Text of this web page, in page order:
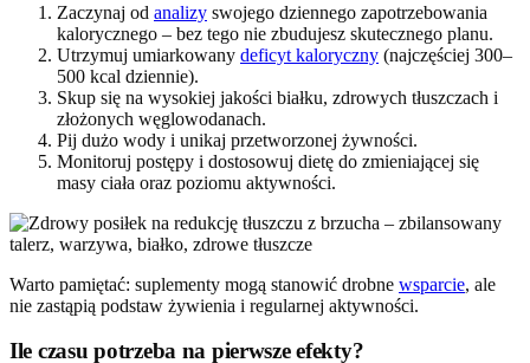
Zaczynaj od analizy swojego dziennego zapotrzebowania
kalorycznego – bez tego nie zbudujesz skutecznego planu.
Utrzymuj umiarkowany deficyt kaloryczny (najczęściej 300–
500 kcal dziennie).
Skup się na wysokiej jakości białku, zdrowych tłuszczach i
złożonych węglowodanach.
Pij dużo wody i unikaj przetworzonej żywności.
Monitoruj postępy i dostosowuj dietę do zmieniającej się
masy ciała oraz poziomu aktywności.
Warto pamiętać: suplementy mogą stanowić drobne wsparcie, ale
nie zastąpią podstaw żywienia i regularnej aktywności.
Ile czasu potrzeba na pierwsze efekty?